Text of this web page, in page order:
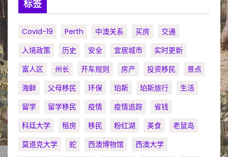
标签
Covid-19 Perth 中澳关系 买房
交通
入境政策
历史 安全 宜居城市
实时更新
富人区
州长 开车规则 房产 投资移民
景点
海鲜
父母移民 环保 珀斯 珀斯旅行
生活
留学
留学移民 疫情 疫情追踪
省钱
科廷大学
租房 移民 粉红湖 美食
老鼠岛
莫道克大学
蛇 西澳博物馆
西澳大学